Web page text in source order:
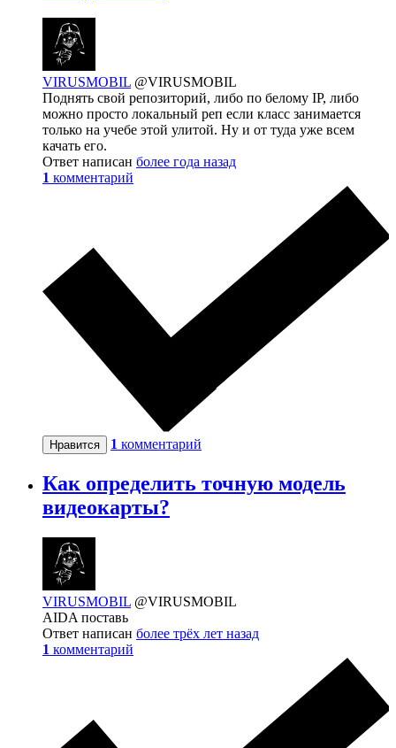
VIRUSMOBIL @VIRUSMOBIL
Поднять свой репозиторий, либо по белому IP, либо
можно просто локальный реп если класс занимается
только на учебе этой улитой. Ну и от туда уже всем
качать его.
Ответ написан более года назад
1 комментарий
Нравится 1 комментарий
Как определить точную модель
видеокарты?
VIRUSMOBIL @VIRUSMOBIL
AIDA поставь
Ответ написан более трёх лет назад
1 комментарий